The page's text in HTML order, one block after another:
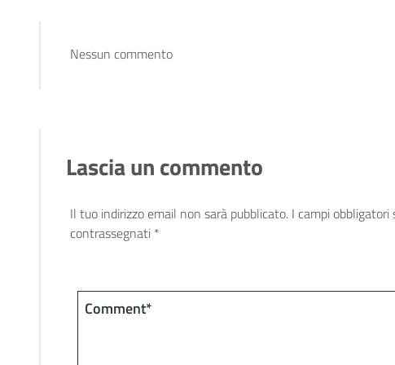
Nessun commento
Lascia un commento
Il tuo indirizzo email non sarà pubblicato. I campi obbligatori
contrassegnati *
Comment*